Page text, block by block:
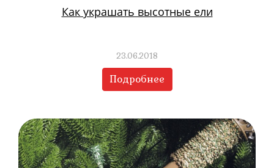
Как украшать высотные ели
23.06.2018
Подробнее